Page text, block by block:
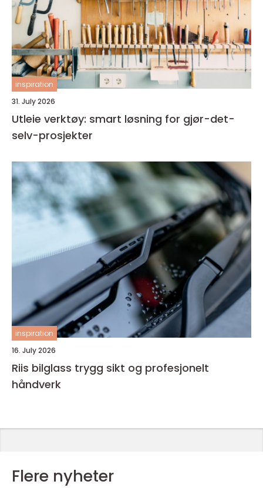
inspiration
31. July 2026
Utleie verktøy: smart løsning for gjør-det-
selv-prosjekter
inspiration
16. July 2026
Riis bilglass trygg sikt og profesjonelt
håndverk
Flere nyheter